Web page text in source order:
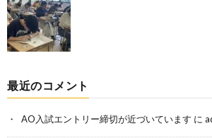
最近のコメント
AO入試エントリー締切が近づいています に